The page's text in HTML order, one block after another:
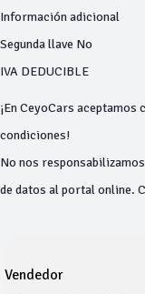
Información adicional
Segunda llave No
IVA DEDUCIBLE
¡En CeyoCars
condiciones!
No nos
de datos al portal online.
Vendedor